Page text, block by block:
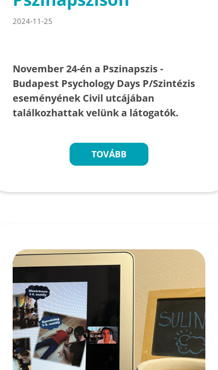
2024-11-25
November 24-én a Pszinapszis -
Budapest Psychology Days P/Szintézis
eseményének Civil utcájában
találkozhattak velünk a látogatók.
TOVÁBB